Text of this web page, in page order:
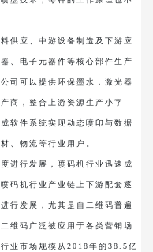
应、中游设备制造及下游应
、电子元器件等核心部件生产
司可以提供环保墨水，激光器
商，整合上游资源生产小字
软件系统实现动态喷印与数据
、物流等行业用户。
行发展，喷码机行业迅速成
码机行业产业链上下游配套逐
行发展，尤其是自二维码普遍
维码广泛被应用于各类营销场
业市场规模从2018年的38.5亿